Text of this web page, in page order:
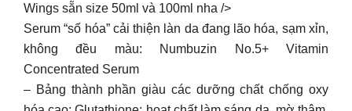
Wings sẵn size 50ml và 100ml nha />
Serum “số hóa” cải thiện làn da đang lão hóa, sạm xỉn,
không đều màu: Numbuzin No.5+ Vitamin
Concentrated Serum
– Bảng thành phần giàu các dưỡng chất chống oxy